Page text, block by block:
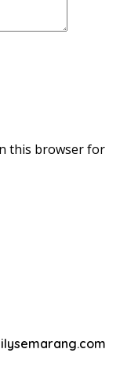
this browser for